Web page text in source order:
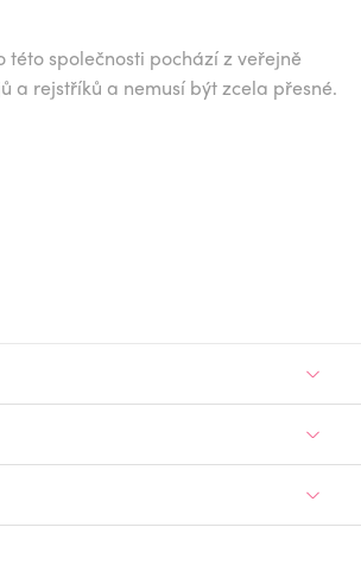
této společnosti pochází z veřejně
a rejstříků a nemusí být zcela přesné.